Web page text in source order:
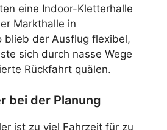
eine Indoor-Kletterhalle
Markthalle in
blieb der Ausflug flexibel,
sich durch nasse Wege
Rückfahrt quälen.
bei der Planung
ist zu viel Fahrzeit für zu